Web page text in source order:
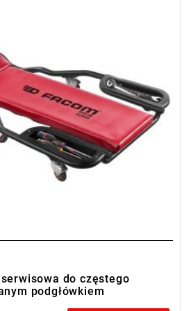
101 x 63 cm.
do częstego
podgłówkiem